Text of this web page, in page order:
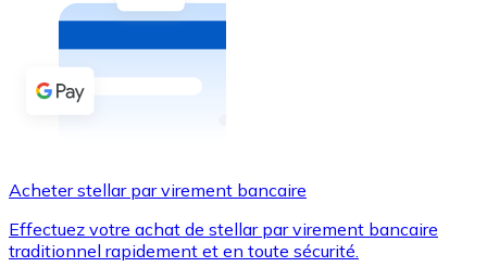
Achetez des cryptomonnaies en espèces et d'autres
Acheter avec espèces
Virement SEPA
Utilisez les cartes Visa et Mastercard pour acheter
Acheter stellar par virement bancaire
Effectuez votre achat de stellar par virement bancaire
traditionnel rapidement et en toute sécurité.